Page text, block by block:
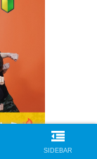
SIDEBAR